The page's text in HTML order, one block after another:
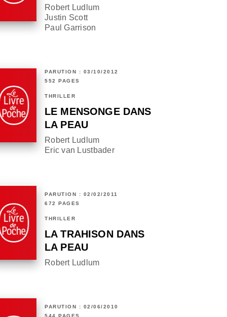
Robert Ludlum
Justin Scott
Paul Garrison
PARUTION : 03/10/2012
552 PAGES
THRILLER
LE MENSONGE DANS
LA PEAU
Robert Ludlum
Eric van Lustbader
PARUTION : 02/02/2011
672 PAGES
THRILLER
LA TRAHISON DANS
LA PEAU
Robert Ludlum
PARUTION : 02/06/2010